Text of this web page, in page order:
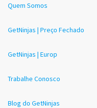
Quem Somos
GetNinjas | Preço Fechado
GetNinjas | Europ
Trabalhe Conosco
Blog do GetNinjas